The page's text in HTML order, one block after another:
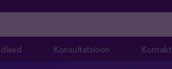
Konsultatsioon Kontakt